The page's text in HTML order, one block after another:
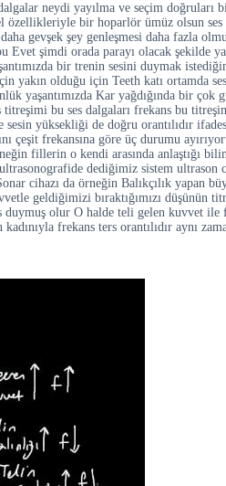
neydi yayılma ve seçim
bir hoparlör ümüz olsun ses
gevşek şey genleşmesi daha fazla
şimdi orada parayı olacak şekilde
bir trenin sesini duymak
olduğu için Teeth katı ortamda ses
yaşantımızda Kar yağdığında bir
bu ses dalgaları frekans bu
yüksekliği de doğru orantılıdır
frekansına göre üç durumu
fillerin o kendi arasında anlaştığı
dediğimiz sistem
cihazı da örneğin Balıkçılık yapan
geldiğimizi bıraktığımızı düşünün
olur O halde teli gelen kuvvet
frekans ters orantılıdır aynı